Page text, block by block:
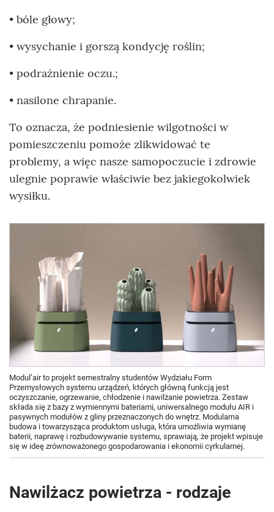
• bóle głowy;
• wysychanie i gorszą kondycję roślin;
• podrażnienie oczu.;
• nasilone chrapanie.
To oznacza, że podniesienie wilgotności w
pomieszczeniu pomoże zlikwidować te
problemy, a więc nasze samopoczucie i zdrowie
ulegnie poprawie właściwie bez jakiegokolwiek
wysiłku.
Modul’air to projekt semestralny studentów Wydziału Form
Przemysłowych systemu urządzeń, których główną funkcją jest
oczyszczanie, ogrzewanie, chłodzenie i nawilżanie powietrza. Zestaw
składa się z bazy z wymiennymi bateriami, uniwersalnego modułu AIR i
pasywnych modułów z gliny przeznaczonych do wnętrz. Modularna
budowa i towarzysząca produktom usługa, która umożliwia wymianę
baterii, naprawę i rozbudowywanie systemu, sprawiają, że projekt wpisuje
się w ideę zrównoważonego gospodarowania i ekonomii cyrkularnej.
Nawilżacz powietrza - rodzaje